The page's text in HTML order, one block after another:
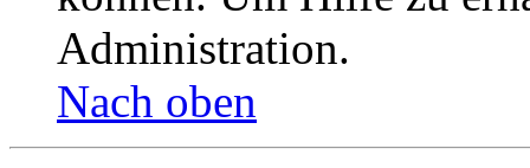
Administration.
Nach oben